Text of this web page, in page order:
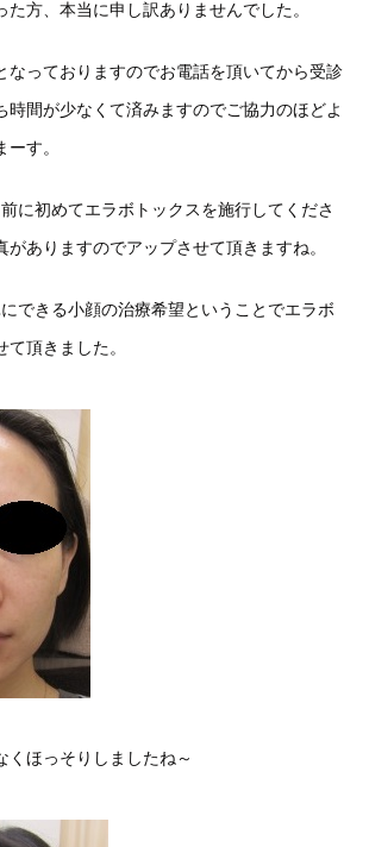
た方、本当に申し訳ありませんでした。
なっておりますのでお電話を頂いてから受診
時間が少なくて済みますのでご協力のほどよ
す。
に初めてエラボトックスを施行してくださ
がありますのでアップさせて頂きますね。
できる小顔の治療希望ということでエラボ
て頂きました。
くほっそりしましたね～